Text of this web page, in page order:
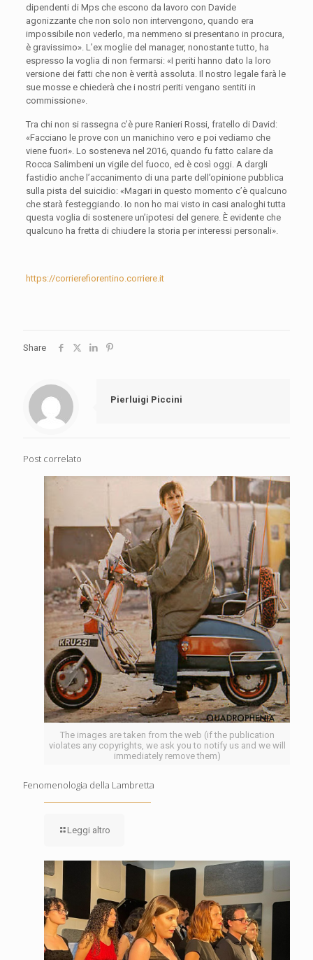
dipendenti di Mps che escono da lavoro con Davide
agonizzante che non solo non intervengono, quando era
impossibile non vederlo, ma nemmeno si presentano in procura,
è gravissimo». L’ex moglie del manager, nonostante tutto, ha
espresso la voglia di non fermarsi: «I periti hanno dato la loro
versione dei fatti che non è verità assoluta. Il nostro legale farà le
sue mosse e chiederà che i nostri periti vengano sentiti in
commissione».
Tra chi non si rassegna c’è pure Ranieri Rossi, fratello di David:
«Facciano le prove con un manichino vero e poi vediamo che
viene fuori». Lo sosteneva nel 2016, quando fu fatto calare da
Rocca Salimbeni un vigile del fuoco, ed è così oggi. A dargli
fastidio anche l’accanimento di una parte dell’opinione pubblica
sulla pista del suicidio: «Magari in questo momento c’è qualcuno
che starà festeggiando. Io non ho mai visto in casi analoghi tutta
questa voglia di sostenere un’ipotesi del genere. È evidente che
qualcuno ha fretta di chiudere la storia per interessi personali».
https://corrierefiorentino.corriere.it
Share
Pierluigi Piccini
Post correlato
The images are taken from the web (if the publication
violates any copyrights, we ask you to notify us and we will
immediately remove them)
Fenomenologia della Lambretta
Leggi altro